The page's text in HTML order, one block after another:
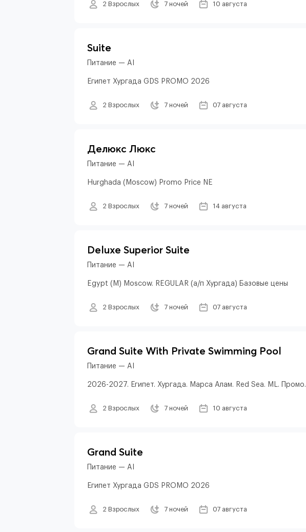
2 Взрослых 7 ночей 10 августа
Suite
Питание — AI
Египет Хургада GDS PROMO 2026
2 Взрослых 7 ночей 07 августа
Делюкс Люкс
Питание — AI
Hurghada (Moscow) Promo Price NE
2 Взрослых 7 ночей 14 августа
Deluxe Superior Suite
Питание — AI
Egypt (M) Moscow. REGULAR (а/п Хургада) Базовые цены
2 Взрослых 7 ночей 07 августа
Grand Suite With Private Swimming Pool
Питание — AI
2026-2027. Египет. Хургада. Марса Алам. Red Sea. ML. Промо.
2 Взрослых 7 ночей 10 августа
Grand Suite
Питание — AI
Египет Хургада GDS PROMO 2026
2 Взрослых 7 ночей 07 августа